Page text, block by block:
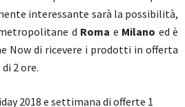
interessante sarà la possibilità,
d Roma e Milano ed è
Now di ricevere i prodotti in offerta
2 ore.